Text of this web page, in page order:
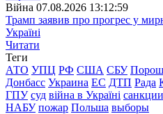
Війна 07.08.2026 13:12:59
Трамп заявив про прогрес у
Україні
Читати
Теги
АТО УПЦ РФ США СБУ
Донбасс Украина ЕС ДТП Рада
ГПУ суд війна в Україні санкции
НАБУ пожар Польша выборы